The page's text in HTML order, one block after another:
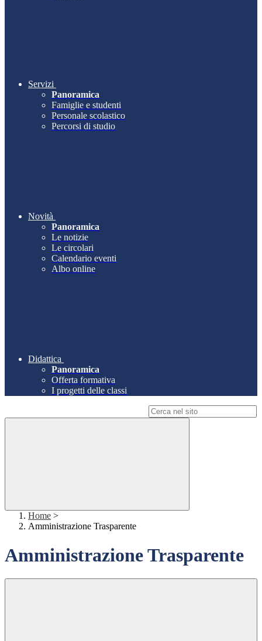
Servizi
Panoramica
Famiglie e studenti
Personale scolastico
Percorsi di studio
Novità
Panoramica
Le notizie
Le circolari
Calendario eventi
Albo online
Didattica
Panoramica
Offerta formativa
I progetti delle classi
Home >
Amministrazione Trasparente
Amministrazione Trasparente